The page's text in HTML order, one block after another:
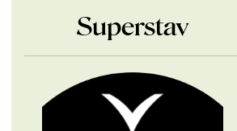
Superstav